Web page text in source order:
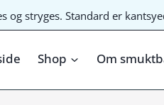
stryges. Standard er
Shop Om